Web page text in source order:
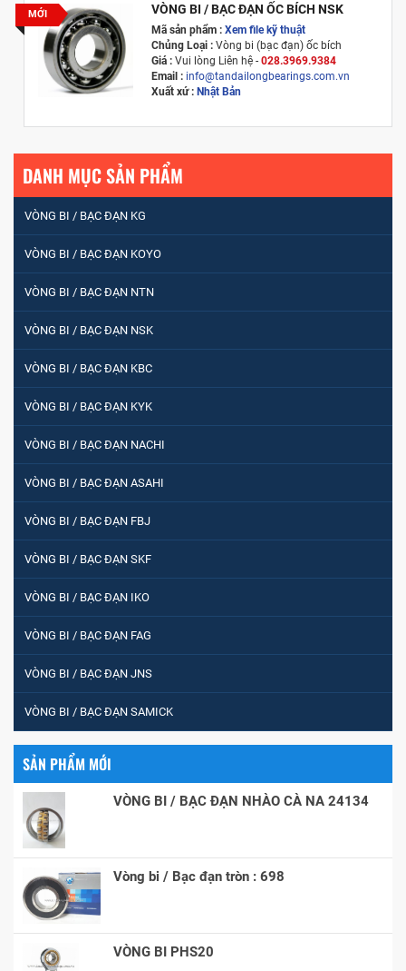
MỚI VÒNG BI / BẠC ĐẠN ỐC BÍCH NSK
Mã sản phẩm : Xem file kỹ thuật
Chủng Loại : Vòng bi (bạc đạn) ốc bích
Giá :Vui lòng Liên hệ - 028.3969.9384
Email : info@tandailongbearings.com.vn
Xuất xứ : Nhật Bản
DANH MỤC SẢN PHẨM
VÒNG BI / BẠC ĐẠN KG
VÒNG BI / BẠC ĐẠN KOYO
VÒNG BI / BẠC ĐẠN NTN
VÒNG BI / BẠC ĐẠN NSK
VÒNG BI / BẠC ĐẠN KBC
VÒNG BI / BẠC ĐẠN KYK
VÒNG BI / BẠC ĐẠN NACHI
VÒNG BI / BẠC ĐẠN ASAHI
VÒNG BI / BẠC ĐẠN FBJ
VÒNG BI / BẠC ĐẠN SKF
VÒNG BI / BẠC ĐẠN IKO
VÒNG BI / BẠC ĐẠN FAG
VÒNG BI / BẠC ĐẠN JNS
VÒNG BI / BẠC ĐẠN SAMICK
SẢN PHẨM MỚI
VÒNG BI / BẠC ĐẠN NHÀO CÀ NA 24134
Vòng bi / Bạc đạn tròn : 698
VÒNG BI PHS20